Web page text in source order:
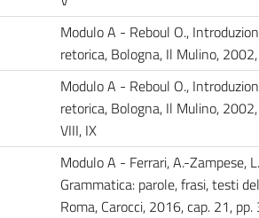
Modulo A - Reboul O.,
retorica, Bologna, Il Mulino, 2002,
Modulo A - Reboul O.,
retorica, Bologna, Il Mulino, 2002,
VIII, IX
Modulo A - Ferrari, A.-Zampese,
Grammatica: parole, frasi, testi
Roma, Carocci, 2016, cap. 21,